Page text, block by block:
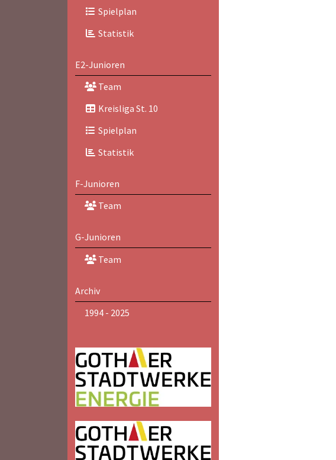
Spielplan
Statistik
E2-Junioren
Team
Kreisliga St. 10
Spielplan
Statistik
F-Junioren
Team
G-Junioren
Team
Archiv
1994 - 2025